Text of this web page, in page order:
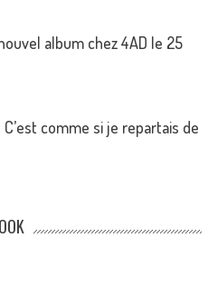
album chez 4AD le 25
comme si je repartais de